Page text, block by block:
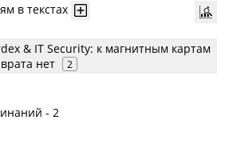
в текстах
& IT Security: к магнитным картам
нет
2
- 2